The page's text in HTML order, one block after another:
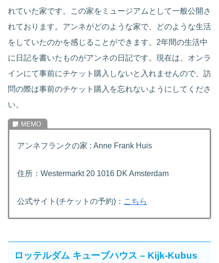
れていた家です。この家をミュージアムとして一般公開さ
れております。アンネがどのような家で、どのような生活
をしていたのかを感じることができます。2年間の生活中
に日記を書いたものがアンネの日記です。現在は、オンラ
インにて事前にチケット購入しないと入れませんので、訪
問の際は事前のチケット購入を忘れないようにしてくださ
い。
アンネフランクの家 : Anne Frank Huis
住所：Westermarkt 20 1016 DK Amsterdam
公式サイト(チケットの予約)： こちら
ロッテルダム キューブハウス – Kijk-Kubus